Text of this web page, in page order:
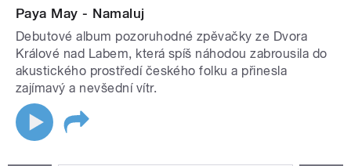
Paya May - Namaluj
Debutové album pozoruhodné zpěvačky ze Dvora
Králové nad Labem, která spíš náhodou zabrousila do
akustického prostředí českého folku a přinesla
zajímavý a nevšední vítr.